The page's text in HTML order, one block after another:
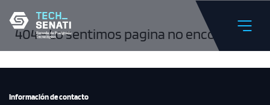
404 - Lo sentimos pagina no encontrada
Información de contacto